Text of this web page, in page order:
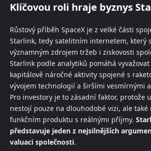
Klíčovou roli hraje byznys
Růstový příběh SpaceX je z velké části
Starlink, tedy satelitním internetem, který
významným zdrojem tržeb i ziskovosti
Starlink podle analytiků pomáhá
kapitálově náročné aktivity spojené s
vývojem technologií a širšími vesmírnými
Pro investory je to zásadní faktor, protože
nestojí pouze na dlouhodobé vizi, ale také
funkčním produktu s reálnými příjmy.
představuje jeden z nejsilnějších
valuaci společnosti.